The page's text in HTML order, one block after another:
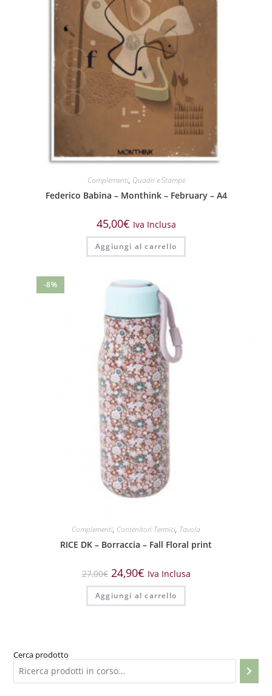
Complementi, Quadri e Stampe
Federico Babina – Monthink – February – A4
45,00€ Iva Inclusa
Aggiungi al carrello
-8%
Complementi, Contenitori Termici, Tavola
RICE DK – Borraccia – Fall Floral print
27,00€ 24,90€ Iva Inclusa
Aggiungi al carrello
Cerca prodotto